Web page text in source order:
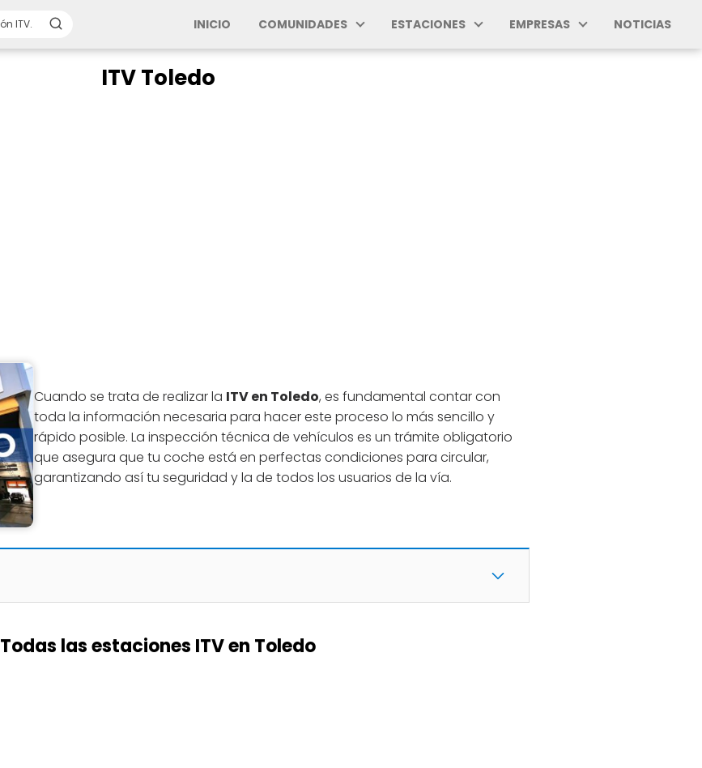
INICIO COMUNIDADES ESTACIONES EMPRESAS NOTICIAS
ITV Toledo
Cuando se trata de realizar la ITV en Toledo, es fundamental contar con
toda la información necesaria para hacer este proceso lo más sencillo y
rápido posible. La inspección técnica de vehículos es un trámite obligatorio
que asegura que tu coche está en perfectas condiciones para circular,
garantizando así tu seguridad y la de todos los usuarios de la vía.
Todas las estaciones ITV en Toledo